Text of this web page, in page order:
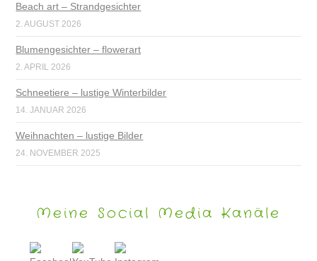
Beach art – Strandgesichter
2. AUGUST 2026
Blumengesichter – flowerart
2. APRIL 2026
Schneetiere – lustige Winterbilder
14. JANUAR 2026
Weihnachten – lustige Bilder
24. NOVEMBER 2025
Meine Social Media Kanäle